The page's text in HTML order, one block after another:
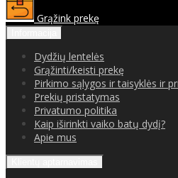
Grąžink prekę
Dydžių lentelės
Grąžinti/keisti prekę
Pirkimo sąlygos ir taisyklės ir
Prekių pristatymas
Privatumo politika
Kaip iširinkti vaiko batų dydį?
Apie mus